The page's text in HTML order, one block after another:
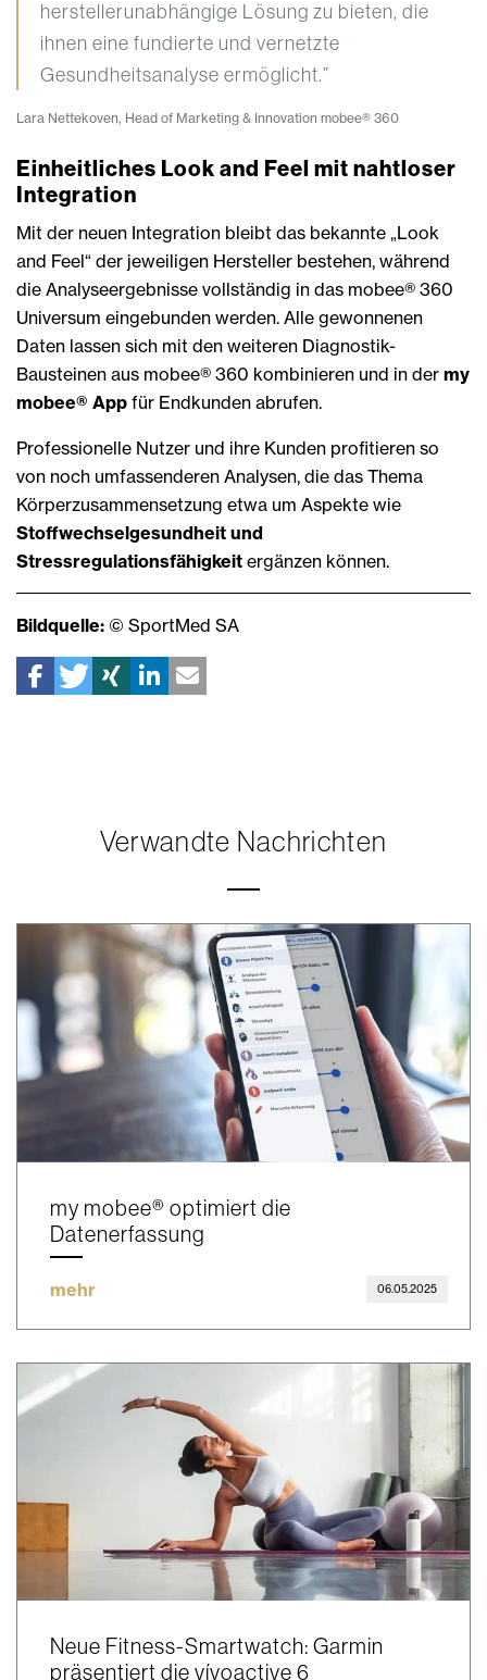
herstellerunabhängige Lösung zu bieten, die
ihnen eine fundierte und vernetzte
Gesundheitsanalyse ermöglicht.”
Lara Nettekoven, Head of Marketing & Innovation mobee® 360
Einheitliches Look and Feel mit nahtloser
Integration
Mit der neuen Integration bleibt das bekannte „Look
and Feel“ der jeweiligen Hersteller bestehen, während
die Analyseergebnisse vollständig in das mobee® 360
Universum eingebunden werden. Alle gewonnenen
Daten lassen sich mit den weiteren Diagnostik-
Bausteinen aus mobee® 360 kombinieren und in der my
mobee® App für Endkunden abrufen.
Professionelle Nutzer und ihre Kunden profitieren so
von noch umfassenderen Analysen, die das Thema
Körperzusammensetzung etwa um Aspekte wie
Stoffwechselgesundheit und
Stressregulationsfähigkeit ergänzen können.
Bildquelle: © SportMed SA
Verwandte Nachrichten
my mobee® optimiert die
Datenerfassung
mehr 06.05.2025
Neue Fitness-Smartwatch: Garmin
präsentiert die vívoactive 6